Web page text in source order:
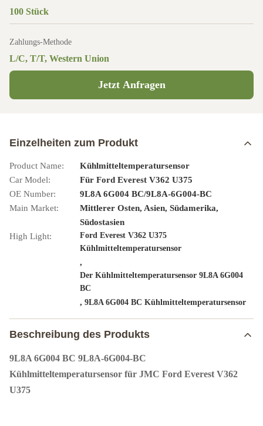
100 Stück
Zahlungs-Methode
L/C, T/T, Western Union
Jetzt Anfragen
Einzelheiten zum Produkt
Product Name:
Kühlmitteltemperatursensor
Car Model:
Für Ford Everest V362 U375
OE Number:
9L8A 6G004 BC/9L8A-6G004-BC
Main Market:
Mittlerer Osten, Asien, Südamerika,
Südostasien
High Light:
Ford Everest V362 U375
Kühlmitteltemperatursensor
,
Der Kühlmitteltemperatursensor 9L8A 6G004
BC
, 9L8A 6G004 BC Kühlmitteltemperatursensor
Beschreibung des Produkts
9L8A 6G004 BC 9L8A-6G004-BC
Kühlmitteltemperatursensor für JMC Ford Everest V362
U375